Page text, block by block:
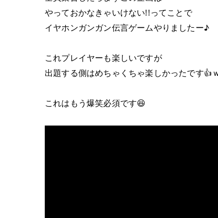
やっておかなきゃいけない!!ってことで
イヤホンガンガン伝言ゲームやりましたー♪
これプレイヤーも楽しいですが
出題する側はめちゃくちゃ楽しかったです👍
これはもう爆笑必須です😆